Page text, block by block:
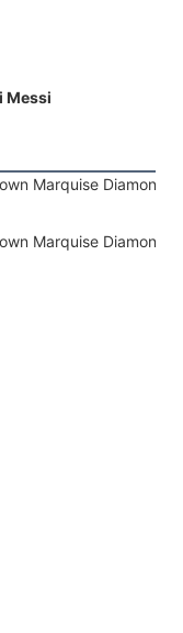
Messi